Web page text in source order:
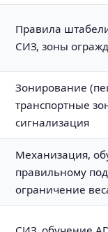
Правила
СИЗ, зоны
Зонирование
транспортные
сигнализация
Механизация,
правильному
ограничение